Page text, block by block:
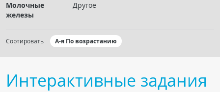
КНИЖНЫЙ МАГАЗИН
Молочные
железы
Другое
Сортировать А-я По возрастанию
Интерактивные задания